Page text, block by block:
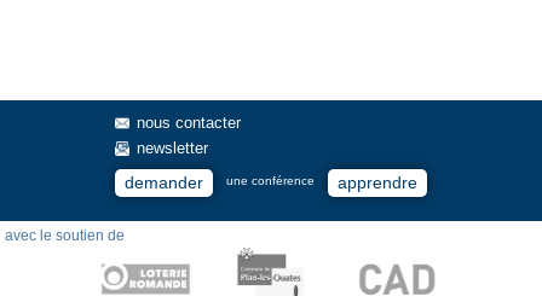
nous contacter
newsletter
demander une conférence apprendre
avec le soutien de